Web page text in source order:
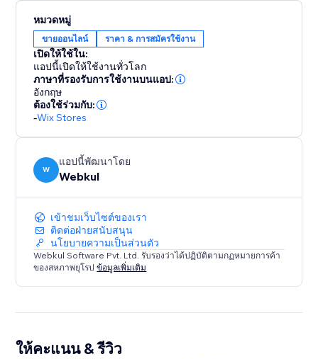
หมวดหมู่
ขายออนไลน์ ราคา & การสมัครใช้งาน
เปิดให้ใช้ใน:
แอปนี้เปิดให้ใช้งานทั่วโลก
ภาษาที่รองรับการใช้งานบนแอป:
อังกฤษ
ต้องใช้ร่วมกับ:
-Wix Stores
W
แอปนี้พัฒนาโดย
Webkul
เข้าชมเว็บไซต์ของเรา
ติดต่อฝ่ายสนับสนุน
นโยบายความเป็นส่วนตัว
Webkul Software Pvt. Ltd. รับรองว่าได้ปฏิบัติตามกฏหมายการค้า
ของสหภาพยุโรปข้อมูลเพิ่มเติม
ให้คะแนน & รีวิว